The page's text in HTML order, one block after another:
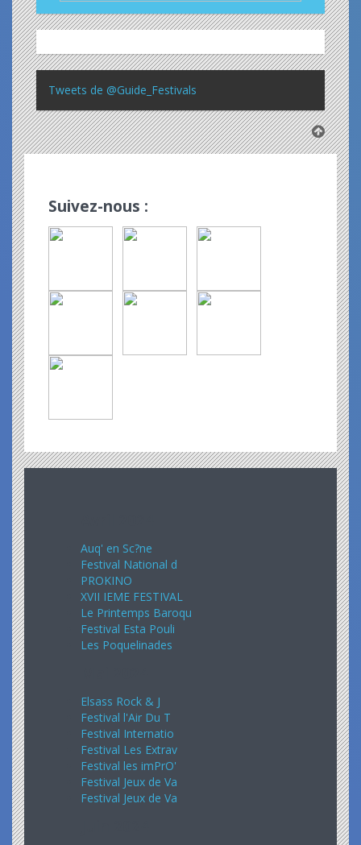
Tweets de @Guide_Festivals
Suivez-nous :
Auq' en Sc?ne
Festival National d
PROKINO
XVII IEME FESTIVAL
Le Printemps Baroqu
Festival Esta Pouli
Les Poquelinades
Elsass Rock & J
Festival l'Air Du T
Festival Internatio
Festival Les Extrav
Festival les imPrO'
Festival Jeux de Va
Festival Jeux de Va